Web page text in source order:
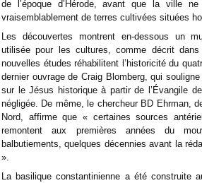
de l’époque d’Hérode, avant que la ville
vraisemblablement de terres cultivées situées
Les découvertes montrent en-dessous un
utilisée pour les cultures, comme décrit dans
nouvelles études réhabilitent l’historicité du
dernier ouvrage de Craig Blomberg, qui
sur le Jésus historique à partir de l’Évangile
négligée. De même, le chercheur BD Ehrman,
Nord, affirme que « certaines sources
remontent aux premières années du
balbutiements, quelques décennies avant la
».
La basilique constantinienne a été construite